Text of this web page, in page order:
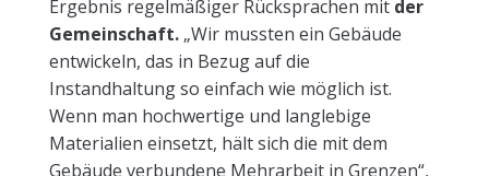
Ergebnis regelmäßiger Rücksprachen mit der
Gemeinschaft.„Wir mussten ein Gebäude
entwickeln, das in Bezug auf die
Instandhaltung so einfach wie möglich ist.
Wenn man hochwertige und langlebige
Materialien einsetzt, hält sich die mit dem
Gebäude verbundene Mehrarbeit in Grenzen“,